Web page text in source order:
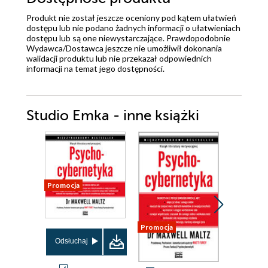
Produkt nie został jeszcze oceniony pod kątem ułatwień
dostępu lub nie podano żadnych informacji o ułatwieniach
dostępu lub są one niewystarczające. Prawdopodobnie
Wydawca/Dostawca jeszcze nie umożliwił dokonania
walidacji produktu lub nie przekazał odpowiednich
informacji na temat jego dostępności.
Studio Emka - inne książki
Promocja
Odsłuchaj
Promocja